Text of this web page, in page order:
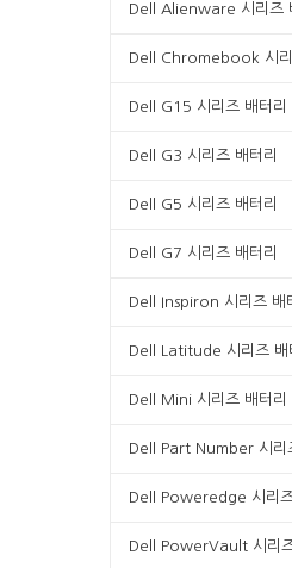
Dell Alienware 시리즈
Dell Chromebook 시리
Dell G15 시리즈 배터리
Dell G3 시리즈 배터리
Dell G5 시리즈 배터리
Dell G7 시리즈 배터리
Dell Inspiron 시리즈 배
Dell Latitude 시리즈 배
Dell Mini 시리즈 배터리
Dell Part Number 시리
Dell Poweredge 시리즈
Dell PowerVault 시리